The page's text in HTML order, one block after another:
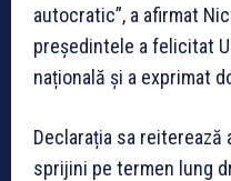
autocratic”, a afirmat
președintele a felicitat
națională și a exprimat
Declarația sa reiterează
sprijini pe termen lung